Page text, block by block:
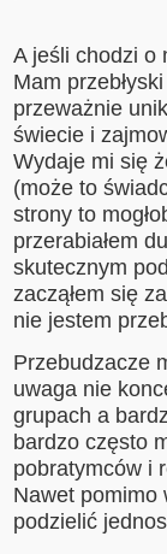
A jeśli chodzi o
Mam
przeważnie
świecie i
Wydaje mi się
(może to
strony to
przerabiałem
skutecznym
zacząłem się
nie jestem
Przebudzacze
uwaga nie
grupach a
bardzo często
pobratymców i
Nawet pomimo
podzielić